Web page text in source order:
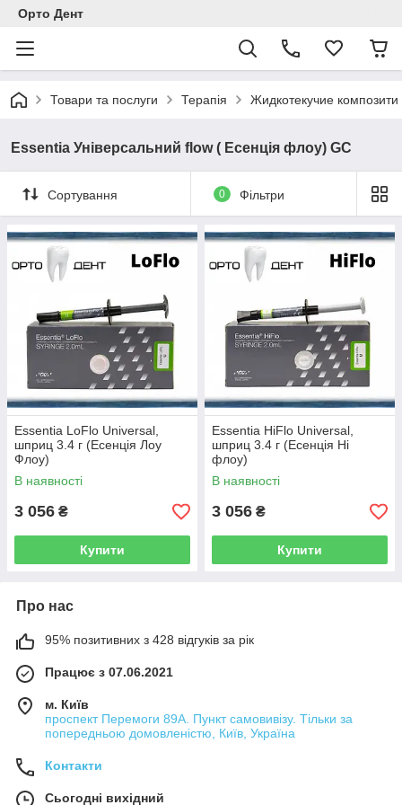
Орто Дент
Товари та послуги Терапія Жидкотекучие композити
Essentia Універсальний flow ( Есенція флоу) GC
Сортування 0 Фільтри
Essentia LoFlo Universal,
шприц 3.4 г (Есенція Лоу
Флоу)
В наявності
3 056 ₴
Купити
Essentia HiFlo Universal,
шприц 3.4 г (Есенція Hi
флоу)
В наявності
3 056 ₴
Купити
Про нас
95% позитивних з 428 відгуків за рік
Працює з 07.06.2021
м. Київ
проспект Перемоги 89А. Пункт самовивізу. Тільки за
попередньою домовленістю, Київ, Україна
Контакти
Сьогодні вихідний